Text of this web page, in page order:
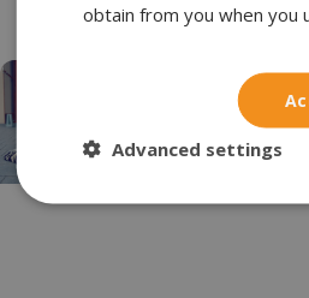
obtain from you when you
Advanced settings